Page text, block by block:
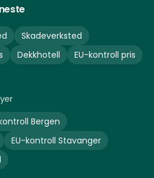
Skadeverksted
Dekkhotell
EU-kontroll pris
Bergen
EU-kontroll Stavanger